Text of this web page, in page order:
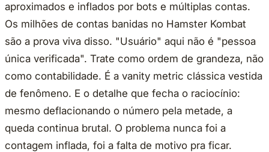
aproximados e inflados por bots e múltiplas contas.
Os milhões de contas banidas no Hamster Kombat
são a prova viva disso. "Usuário" aqui não é "pessoa
única verificada". Trate como ordem de grandeza, não
como contabilidade. É a vanity metric clássica vestida
de fenômeno. E o detalhe que fecha o raciocínio:
mesmo deflacionando o número pela metade, a
queda continua brutal. O problema nunca foi a
contagem inflada, foi a falta de motivo pra ficar.